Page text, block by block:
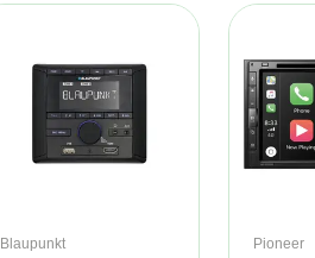
Blaupunkt Pioneer